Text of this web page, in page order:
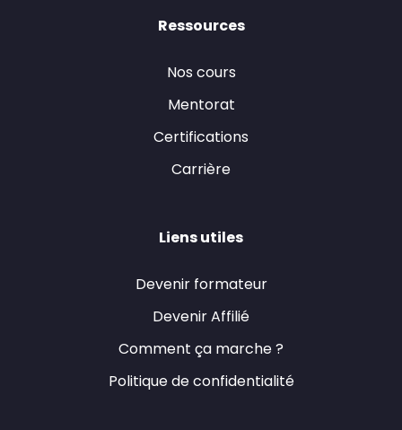
Ressources
Nos cours
Mentorat
Certifications
Carrière
Liens utiles
Devenir formateur
Devenir Affilié
Comment ça marche ?
Politique de confidentialité